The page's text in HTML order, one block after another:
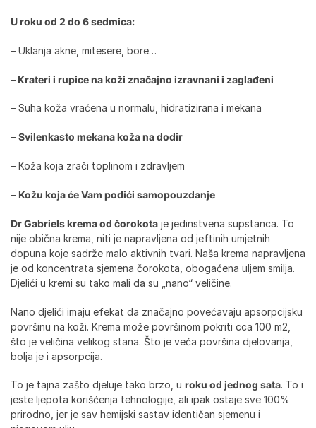
U roku od 2 do 6 sedmica:
– Uklanja akne, mitesere, bore…
– Krateri i rupice na koži značajno izravnani i zaglađeni
– Suha koža vraćena u normalu, hidratizirana i mekana
– Svilenkasto mekana koža na dodir
– Koža koja zrači toplinom i zdravljem
– Kožu koja će Vam podići samopouzdanje
Dr Gabriels krema od čorokota je jedinstvena supstanca. To
nije obična krema, niti je napravljena od jeftinih umjetnih
dopuna koje sadrže malo aktivnih tvari. Naša krema napravljena
je od koncentrata sjemena čorokota, obogaćena uljem smilja.
Djelići u kremi su tako mali da su „nano“ veličine.
Nano djelići imaju efekat da značajno povećavaju apsorpcijsku
površinu na koži. Krema može površinom pokriti cca 100 m2,
što je veličina velikog stana. Što je veća površina djelovanja,
bolja je i apsorpcija.
To je tajna zašto djeluje tako brzo, u roku od jednog sata. To i
jeste ljepota korišćenja tehnologije, ali ipak ostaje sve 100%
prirodno, jer je sav hemijski sastav identičan sjemenu i